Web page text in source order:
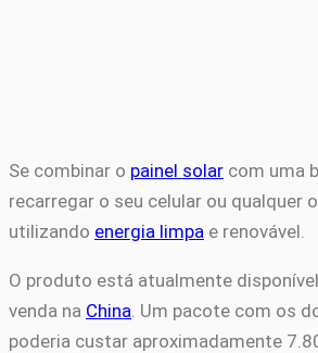
Se combinar o painel solar com uma
recarregar o seu celular ou qualquer
utilizando energia limpa e renovável.
O produto está atualmente
venda na China . Um pacote com os
poderia custar aproximadamente